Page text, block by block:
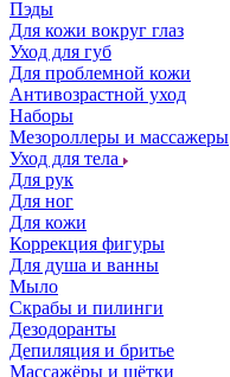
Пэды
Для кожи вокруг глаз
Уход для губ
Для проблемной кожи
Антивозрастной уход
Наборы
Мезороллеры и массажеры
Уход для тела
Для рук
Для ног
Для кожи
Коррекция фигуры
Для душа и ванны
Мыло
Скрабы и пилинги
Дезодоранты
Депиляция и бритье
Массажёры и щётки